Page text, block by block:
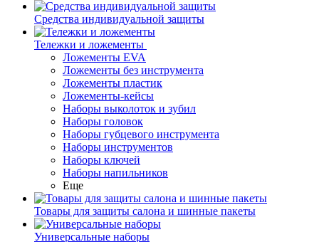
Средства индивидуальной защиты
Тележки и ложементы
Ложементы EVA
Ложементы без инструмента
Ложементы пластик
Ложементы-кейсы
Наборы выколоток и зубил
Наборы головок
Наборы губцевого инструмента
Наборы инструментов
Наборы ключей
Наборы напильников
Еще
Товары для защиты салона и шинные пакеты
Универсальные наборы